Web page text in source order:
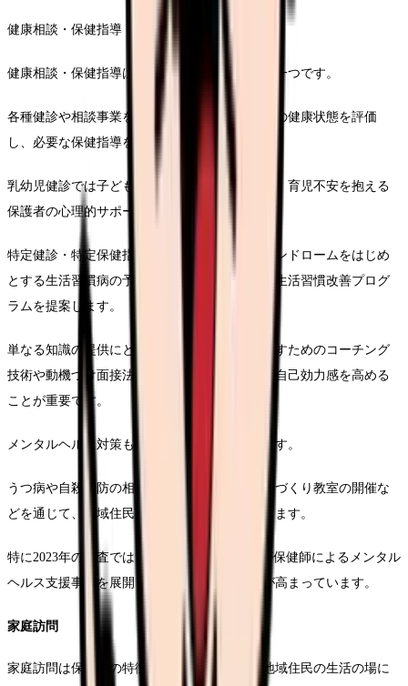
健康相談・保健指導
健康相談・保健指導は保健師の基本的な業務の一つです。
各種健診や相談事業を通じて、住民一人ひとりの健康状態を評価
し、必要な保健指導を行います。
乳幼児健診では子どもの発育状態の確認と共に、育児不安を抱える
保護者の心理的サポートも重要な役割です。
特定健診・特定保健指導では、メタボリックシンドロームをはじめ
とする生活習慣病の予防に焦点を当て、個別の生活習慣改善プログ
ラムを提案します。
単なる知識の提供にとどまらず、行動変容を促すためのコーチング
技術や動機づけ面接法などを活用し、対象者の自己効力感を高める
ことが重要です。
メンタルヘルス対策も重要な業務となっています。
うつ病や自殺予防の相談窓口の運営、心の健康づくり教室の開催な
どを通じて、地域住民の心の健康維持を支援します。
特に2023年の調査では、全国の自治体の88%が保健師によるメンタル
ヘルス支援事業を展開しており、その重要性が高まっています。
家庭訪問
家庭訪問は保健師の特徴的な活動の一つで、地域住民の生活の場に